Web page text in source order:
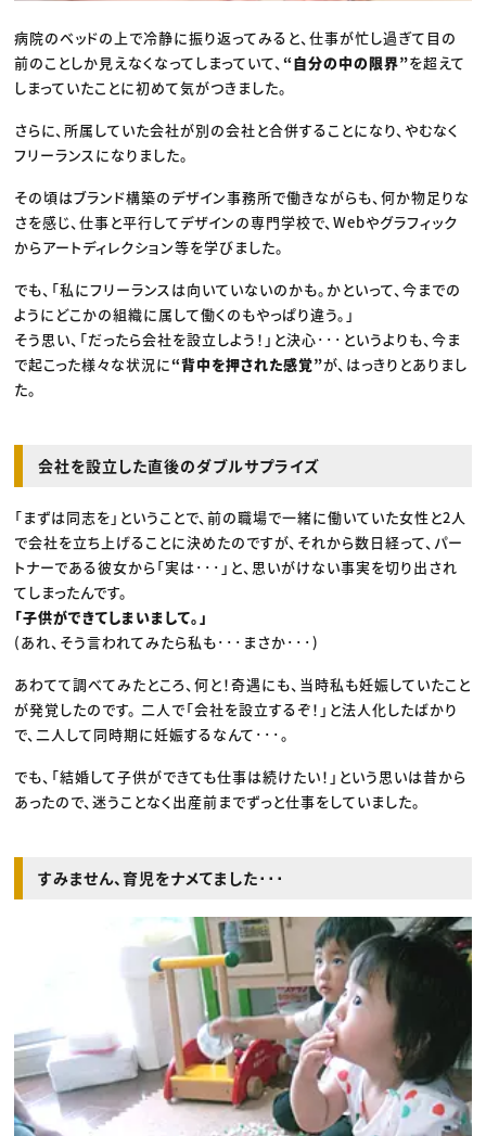
病院のベッドの上で冷静に振り返ってみると、仕事が忙し過ぎて目の
前のことしか見えなくなってしまっていて、“自分の中の限界”を超えて
しまっていたことに初めて気がつきました。
さらに、所属していた会社が別の会社と合併することになり、やむなく
フリーランスになりました。
その頃はブランド構築のデザイン事務所で働きながらも、何か物足りな
さを感じ、仕事と平行してデザインの専門学校で、Webやグラフィック
からアートディレクション等を学びました。
でも、「私にフリーランスは向いていないのかも。かといって、今までの
ようにどこかの組織に属して働くのもやっぱり違う。」
そう思い、「だったら会社を設立しよう！」と決心･･･というよりも、今ま
で起こった様々な状況に“背中を押された感覚”が、はっきりとありまし
た。
会社を設立した直後のダブルサプライズ
「まずは同志を」ということで、前の職場で一緒に働いていた女性と2人
で会社を立ち上げることに決めたのですが、それから数日経って、パー
トナーである彼女から「実は･･･」と、思いがけない事実を切り出され
てしまったんです。
「子供ができてしまいまして。」
(あれ、そう言われてみたら私も･･･まさか･･･)
あわてて調べてみたところ、何と！奇遇にも、当時私も妊娠していたこと
が発覚したのです。 二人で「会社を設立するぞ！」と法人化したばかり
で、二人して同時期に妊娠するなんて･･･。
でも、「結婚して子供ができても仕事は続けたい！」という思いは昔から
あったので、迷うことなく出産前までずっと仕事をしていました。
すみません、育児をナメてました･･･